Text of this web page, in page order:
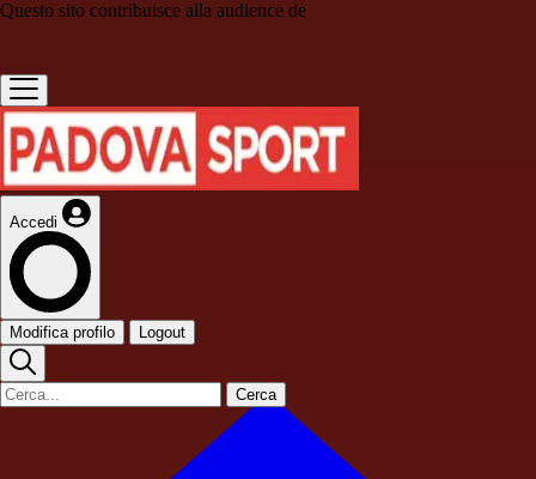
Questo sito contribuisce alla audience de
Accedi
Modifica profilo Logout
Cerca